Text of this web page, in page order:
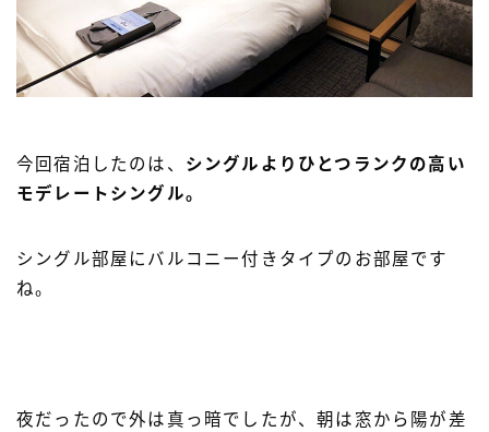
今回宿泊したのは、 シングルよりひとつランクの高い
モデレートシングル。
シングル部屋にバルコニー付きタイプのお部屋です
ね。
夜だったので外は真っ暗でしたが、朝は窓から陽が差